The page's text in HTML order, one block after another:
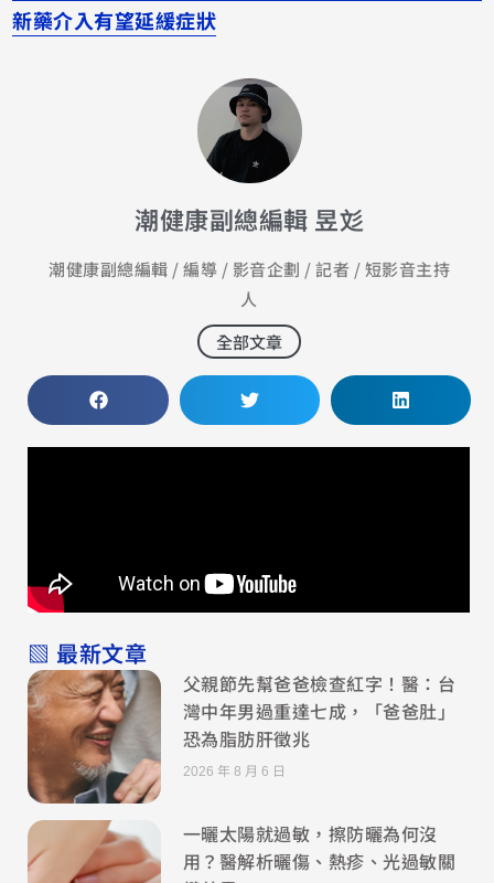
新藥介入有望延緩症狀
潮健康副總編輯 昱彣
潮健康副總編輯 / 編導 / 影音企劃 / 記者 / 短影音主持
人
全部文章
▧ 最新文章
父親節先幫爸爸檢查紅字！醫：台
灣中年男過重達七成，「爸爸肚」
恐為脂肪肝徵兆
2026 年 8 月 6 日
一曬太陽就過敏，擦防曬為何沒
用？醫解析曬傷、熱疹、光過敏關